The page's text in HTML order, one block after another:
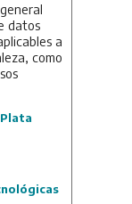
datos
a
como
de